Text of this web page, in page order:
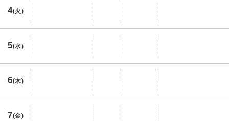
4(火)
5(水)
6(木)
7(金)